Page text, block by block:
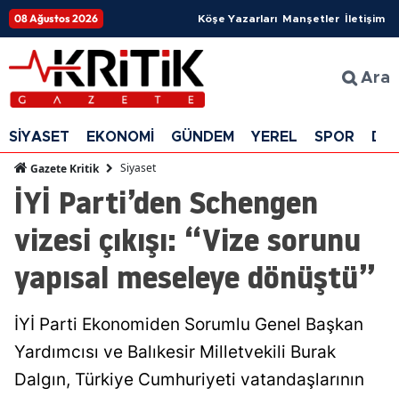
08 Ağustos 2026 Köşe Yazarları Manşetler İletişim
Ara
SİYASET EKONOMİ GÜNDEM YEREL SPOR
Gazete Kritik Siyaset
İYİ Parti’den Schengen
vizesi çıkışı: “Vize sorunu
yapısal meseleye dönüştü”
İYİ Parti Ekonomiden Sorumlu Genel Başkan
Yardımcısı ve Balıkesir Milletvekili Burak
Dalgın, Türkiye Cumhuriyeti vatandaşlarının